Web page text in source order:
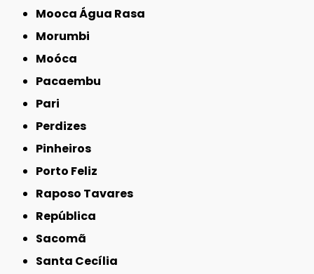
Mooca Água Rasa
Morumbi
Moóca
Pacaembu
Pari
Perdizes
Pinheiros
Porto Feliz
Raposo Tavares
República
Sacomã
Santa Cecília